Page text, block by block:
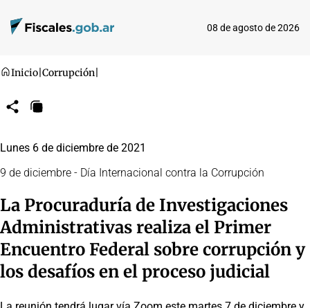
08 de agosto de 2026
Inicio Corrupción
CompartirCopiar
Lunes 6 de diciembre de 2021
9 de diciembre - Día Internacional contra la Corrupción
La Procuraduría de Investigaciones
Administrativas realiza el Primer
Encuentro Federal sobre corrupción y
los desafíos en el proceso judicial